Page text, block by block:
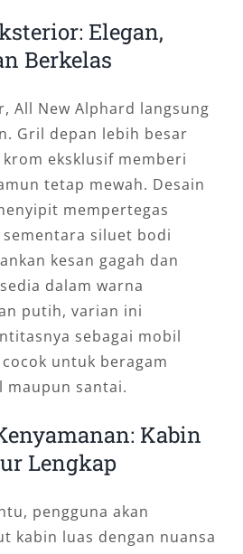
Elegan,
Berkelas
All New Alphard langsung
Gril depan lebih besar
eksklusif memberi
tetap mewah. Desain
mempertegas
siluet bodi
kesan gagah dan
dalam warna
putih, varian ini
sebagai mobil
untuk beragam
maupun santai.
Kabin
Lengkap
pengguna akan
kabin luas dengan nuansa